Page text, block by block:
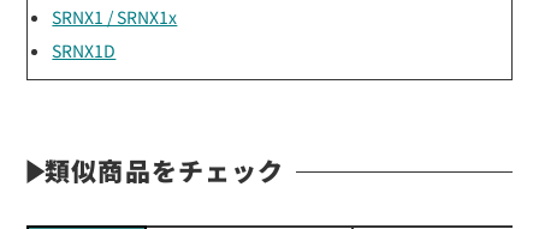
SRNX1 / SRNX1x
SRNX1D
類似商品をチェック